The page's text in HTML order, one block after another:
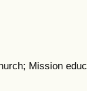
Mission